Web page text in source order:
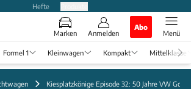
Hefte
Marken Anmelden
Abo
Menü
Formel 1 Kleinwagen Kompakt Mittelklasse
Kiesplatzkönige Episode 32: 50 Jahre VW Golf